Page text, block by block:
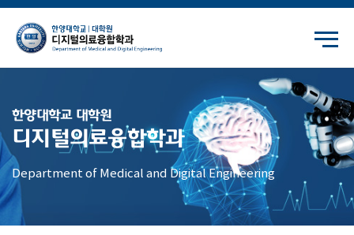
한양대학교 대학원
디지털의료융합학과
Department of Medical and Digital Engineering